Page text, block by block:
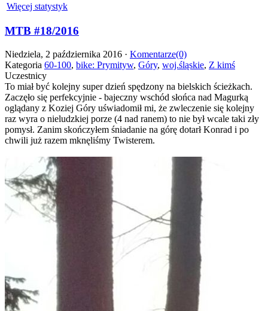
Więcej statystyk
MTB #18/2016
Niedziela, 2 października 2016 · Komentarze(0)
Kategoria 60-100, bike: Prymityw, Góry, woj.śląskie, Z kimś
Uczestnicy
To miał być kolejny super dzień spędzony na bielskich ścieżkach.
Zaczęło się perfekcyjnie - bajeczny wschód słońca nad Magurką
oglądany z Koziej Góry uświadomił mi, że zwleczenie się kolejny
raz wyra o nieludzkiej porze (4 nad ranem) to nie był wcale taki zły
pomysł. Zanim skończyłem śniadanie na górę dotarł Konrad i po
chwili już razem mknęliśmy Twisterem.